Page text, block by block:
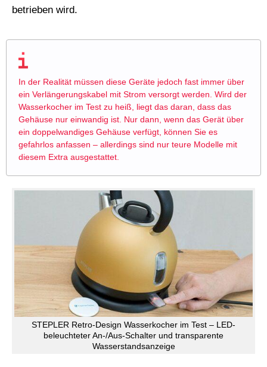
betrieben wird.
In der Realität müssen diese Geräte jedoch fast immer über
ein Verlängerungskabel mit Strom versorgt werden. Wird der
Wasserkocher im Test zu heiß, liegt das daran, dass das
Gehäuse nur einwandig ist. Nur dann, wenn das Gerät über
ein doppelwandiges Gehäuse verfügt, können Sie es
gefahrlos anfassen – allerdings sind nur teure Modelle mit
diesem Extra ausgestattet.
STEPLER Retro-Design Wasserkocher im Test – LED-
beleuchteter An-/Aus-Schalter und transparente
Wasserstandsanzeige